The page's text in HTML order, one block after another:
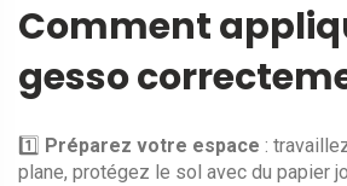
Comment
gesso
1️⃣ Préparez votre espace :
plane, protégez le sol avec du papier